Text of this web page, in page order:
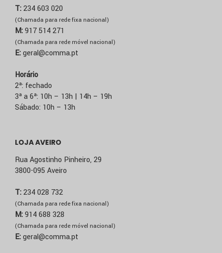
T:234 603 020
(Chamada para rede fixa nacional)
M:917 514 271
(Chamada para rede móvel nacional)
E:geral@comma.pt
Horário
2ª: fechado
3ª a 6ª: 10h – 13h | 14h – 19h
Sábado: 10h – 13h
LOJA AVEIRO
Rua Agostinho Pinheiro, 29
3800-095 Aveiro
T:234 028 732
(Chamada para rede fixa nacional)
M:914 688 328
(Chamada para rede móvel nacional)
E:geral@comma.pt